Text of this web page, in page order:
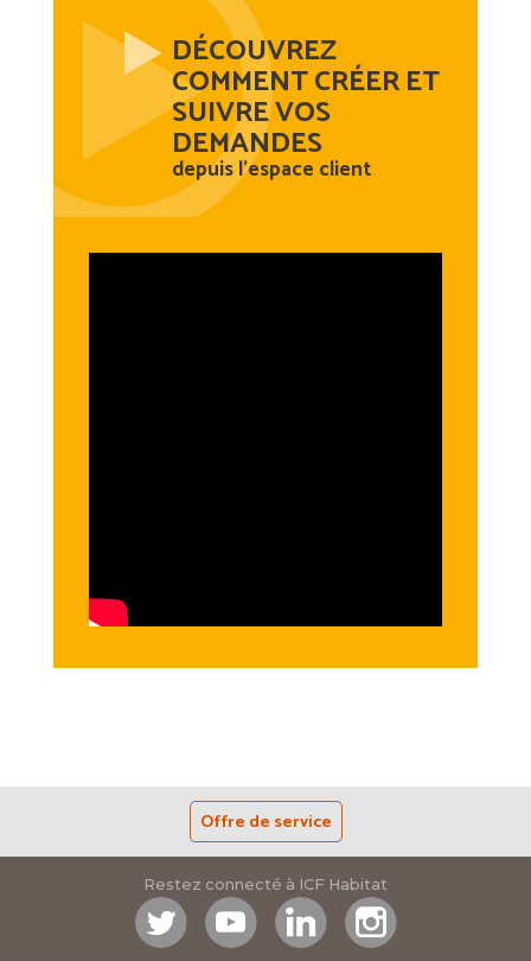
DÉCOUVREZ
COMMENT CRÉER ET
SUIVRE VOS
DEMANDES
depuis l'espace client
Offre de service
Restez connecté à ICF Habitat